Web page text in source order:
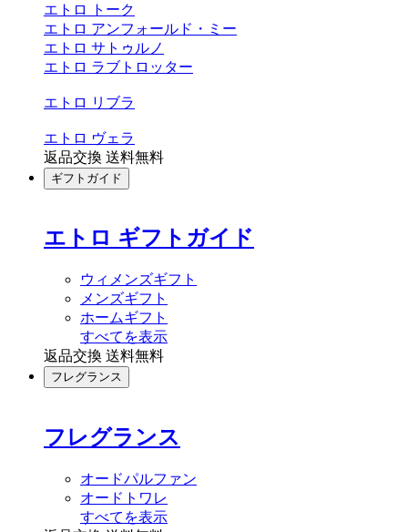
エトロ トーク
エトロ アンフォールド・ミー
エトロ サトゥルノ
エトロ ラブトロッター
エトロ リブラ
エトロ ヴェラ
返品交換 送料無料
ギフトガイド
エトロ ギフトガイド
ウィメンズギフト
メンズギフト
ホームギフト
すべてを表示
返品交換 送料無料
フレグランス
フレグランス
オードパルファン
オードトワレ
すべてを表示